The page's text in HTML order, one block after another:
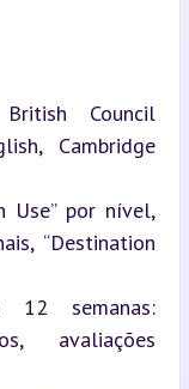
Council
Cambridge
Use” por nível,
“Destination
semanas:
avaliações